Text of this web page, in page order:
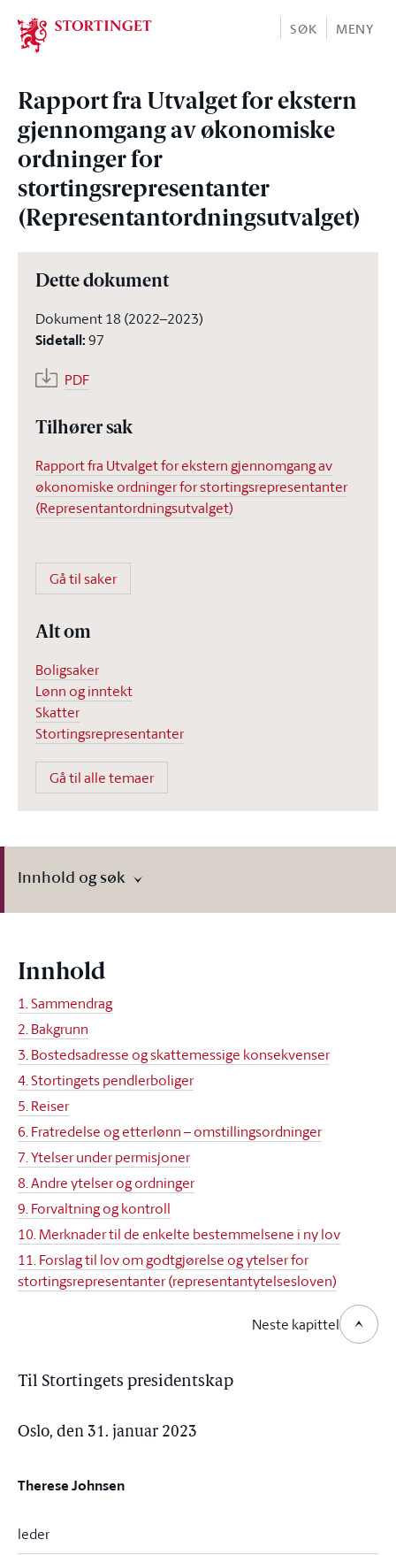
Stortinget.no
SØK MENY
Rapport fra Utvalget for ekstern
gjennomgang av økonomiske
ordninger for
stortingsrepresentanter
(Representantordningsutvalget)
Dette dokument
Dokument 18 (2022–2023)
Sidetall:97
PDF
Tilhører sak
Rapport fra Utvalget for ekstern gjennomgang av
økonomiske ordninger for stortingsrepresentanter
(Representantordningsutvalget)
Gå til saker
Alt om
Boligsaker
Lønn og inntekt
Skatter
Stortingsrepresentanter
Gå til alle temaer
Innhold og søk
Innhold
1. Sammendrag
2. Bakgrunn
3. Bostedsadresse og skattemessige konsekvenser
4. Stortingets pendlerboliger
5. Reiser
6. Fratredelse og etterlønn – omstillingsordninger
7. Ytelser under permisjoner
8. Andre ytelser og ordninger
9. Forvaltning og kontroll
10. Merknader til de enkelte bestemmelsene i ny lov
11. Forslag til lov om godtgjørelse og ytelser for
stortingsrepresentanter (representantytelsesloven)
Neste kapittel
Til Stortingets presidentskap
Oslo, den 31. januar 2023
Therese Johnsen
leder